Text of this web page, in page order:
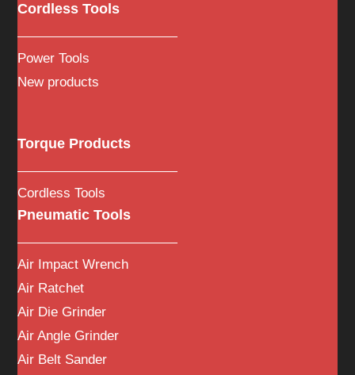
Cordless Tools
Power Tools
New products
Torque Products
Cordless Tools
Pneumatic Tools
Air Impact Wrench
Air Ratchet
Air Die Grinder
Air Angle Grinder
Air Belt Sander